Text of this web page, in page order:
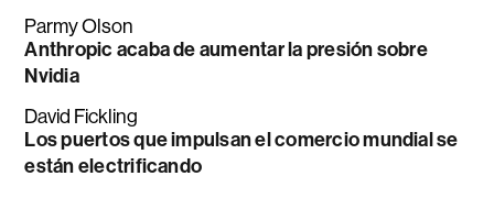
Parmy Olson
Anthropic acaba de aumentar la presión sobre
Nvidia
David Fickling
Los puertos que impulsan el comercio mundial se
están electrificando